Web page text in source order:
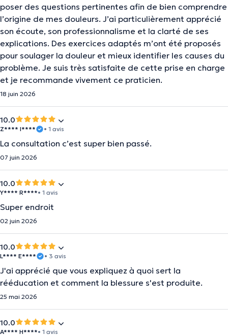
poser des questions pertinentes afin de bien comprendre
l’origine de mes douleurs. J’ai particulièrement apprécié
son écoute, son professionnalisme et la clarté de ses
explications. Des exercices adaptés m’ont été proposés
pour soulager la douleur et mieux identifier les causes du
problème. Je suis très satisfaite de cette prise en charge
et je recommande vivement ce praticien.
18 juin 2026
10.0
Z**** I**** • 1 avis
La consultation c’est super bien passé.
07 juin 2026
10.0
Y**** R****• 1 avis
Super endroit
02 juin 2026
10.0
L**** E**** • 3 avis
J'ai apprécié que vous expliquez à quoi sert la
rééducation et comment la blessure s'est produite.
25 mai 2026
10.0
A**** H****• 1 avis